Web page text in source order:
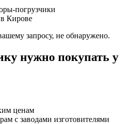
погрузчики
запросу, не обнаружено.
нужно покупать у
ценам
с заводами изготовителями